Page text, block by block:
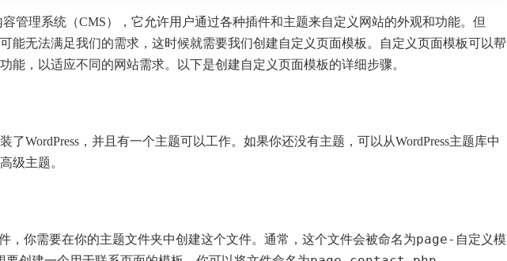
容管理系统（CMS），它允许用户通过各种插件和主题来自定义网站的外观和功能。但
能无法满足我们的需求，这时候就需要我们创建自定义页面模板。自定义页面模板可以帮
能，以适应不同的网站需求。以下是创建自定义页面模板的详细步骤。
了WordPress，并且有一个主题可以工作。如果你还没有主题，可以从WordPress主题库中
级主题。
，你需要在你的主题文件夹中创建这个文件。通常，这个文件会被命名为page-自定义模